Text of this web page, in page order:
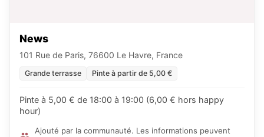
News
101 Rue de Paris, 76600 Le Havre, France
Grande terrasse Pinte à partir de 5,00 €
Pinte à 5,00 € de 18:00 à 19:00 (6,00 € hors happy
hour)
Ajouté par la communauté. Les informations peuvent